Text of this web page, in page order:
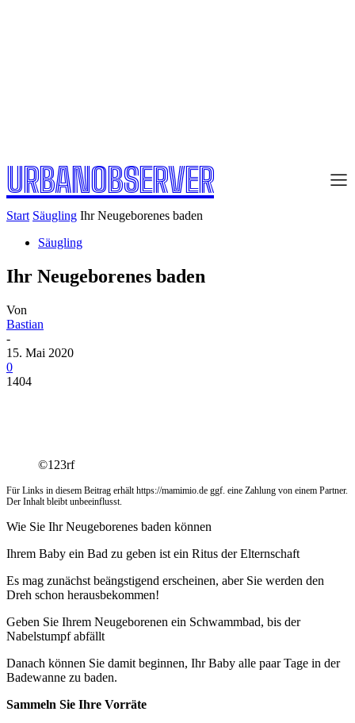
URBANOBSERVER
Start Säugling Ihr Neugeborenes baden
Säugling
Ihr Neugeborenes baden
Von
Bastian
-
15. Mai 2020
0
1404
©123rf
Für Links in diesem Beitrag erhält https://mamimio.de ggf. eine Zahlung von einem Partner.
Der Inhalt bleibt unbeeinflusst.
Wie Sie Ihr Neugeborenes baden können
Ihrem Baby ein Bad zu geben ist ein Ritus der Elternschaft
Es mag zunächst beängstigend erscheinen, aber Sie werden den
Dreh schon herausbekommen!
Geben Sie Ihrem Neugeborenen ein Schwammbad, bis der
Nabelstumpf abfällt
Danach können Sie damit beginnen, Ihr Baby alle paar Tage in der
Badewanne zu baden.
Sammeln Sie Ihre Vorräte